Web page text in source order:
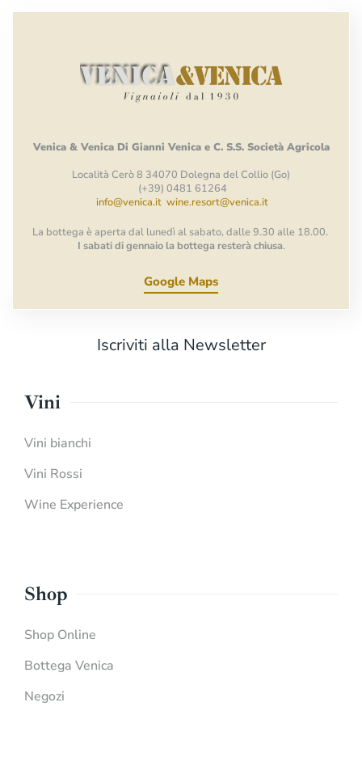
Venica & Venica Di Gianni Venica e C. S.S. Società Agricola
Località Cerò 8 34070 Dolegna del Collio (Go)
(+39) 0481 61264
info@venica.it wine.resort@venica.it
La bottega è aperta dal lunedì al sabato, dalle 9.30 alle 18.00.
I sabati di gennaio la bottega resterà chiusa.
Google Maps
Iscriviti alla Newsletter
Vini
Vini bianchi
Vini Rossi
Wine Experience
Shop
Shop Online
Bottega Venica
Negozi